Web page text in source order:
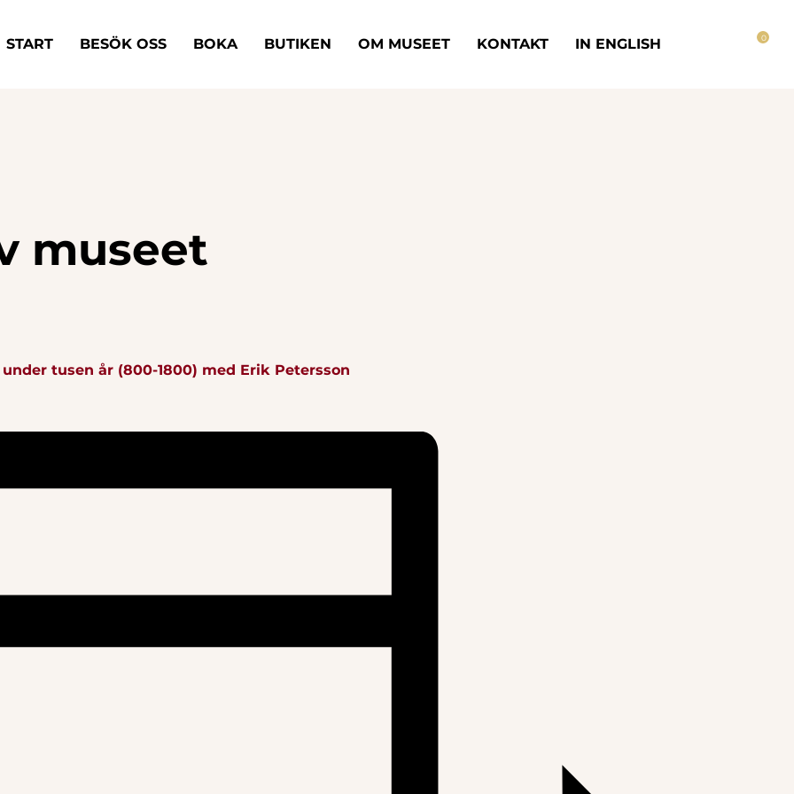
START BESÖK OSS BOKA BUTIKEN OM MUSEET KONTAKT IN ENGLISH 0
museet
tusen år (800-1800) med Erik Petersson